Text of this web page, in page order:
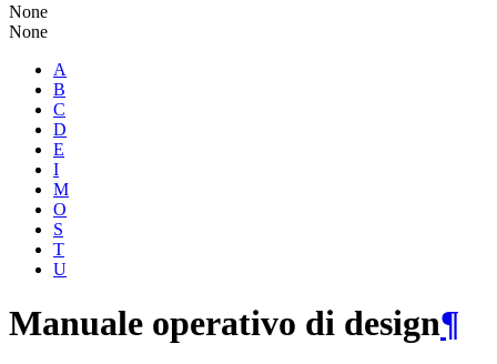
None
None
A
B
C
D
E
I
M
O
S
T
U
Manuale operativo di design¶